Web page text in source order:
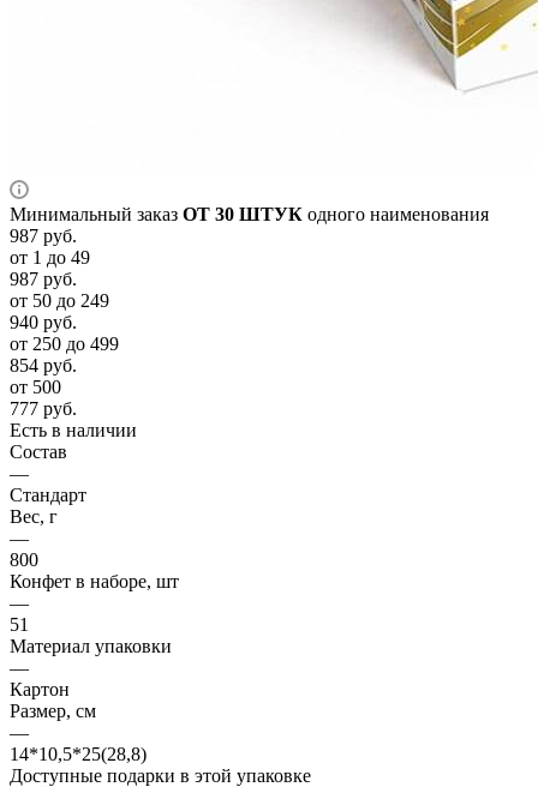
Минимальный заказ ОТ 30 ШТУК одного наименования
987 руб.
от 1 до 49
987 руб.
от 50 до 249
940 руб.
от 250 до 499
854 руб.
от 500
777 руб.
Есть в наличии
Состав
—
Стандарт
Вес, г
—
800
Конфет в наборе, шт
—
51
Материал упаковки
—
Картон
Размер, см
—
14*10,5*25(28,8)
Доступные подарки в этой упаковке